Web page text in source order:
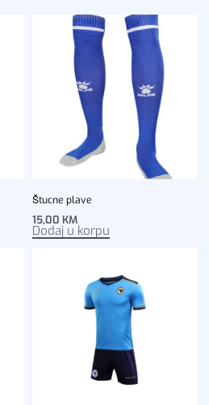
Štucne plave
15,00 KM
Dodaj u korpu